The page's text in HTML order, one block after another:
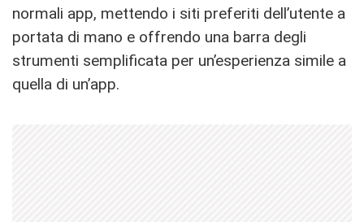
normali app, mettendo i siti preferiti dell’utente a
portata di mano e offrendo una barra degli
strumenti semplificata per un’esperienza simile a
quella di un’app.